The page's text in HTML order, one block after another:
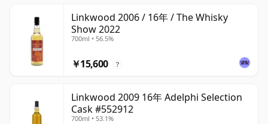
Linkwood 2006 / 16年 / The Whisky
Show 2022
700ml • 56.5%
￥15,600 ?
Linkwood 2009 16年 Adelphi Selection
Cask #552912
700ml • 53.1%